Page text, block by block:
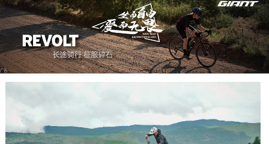
胸部填充检查引发争议 车手协会批评UCI...
广告